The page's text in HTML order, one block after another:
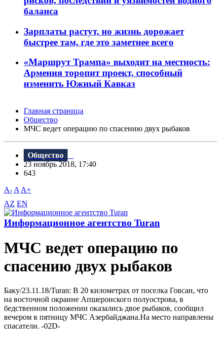
баланса
Зарплаты растут, но жизнь дорожает
быстрее там, где это заметнее всего
«Маршрут Трампа» выходит на местность:
Армения торопит проект, способный
изменить Южный Кавказ
Главная страница
Общество
МЧС ведет операцию по спасению двух рыбаков
Общество
23 ноябрь 2018, 17:40
643
A- A A+
AZ EN
Информационное агентство Turan
МЧС ведет операцию по
спасению двух рыбаков
Баку/23.11.18/Turan: B 20 километрах от поселка Говсан, что
на восточной окраине Апшеронского полуострова, в
бедственном положении оказались двое рыбаков, сообщил
вечером в пятницу МЧС Азербайджана.На место направлены
спасатели. -02D-